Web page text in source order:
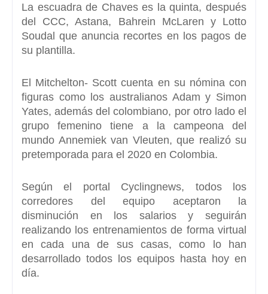
La escuadra de Chaveses la quinta, después
del CCC, Astana, Bahrein McLaren y Lotto
Soudalque anuncia recortes en los pagos de
su plantilla.
El Mitchelton- Scott cuenta en su nómina con
figuras como los australianos Adam y Simon
Yates, además del colombiano, por otro lado el
grupo femenino tiene a la campeona del
mundo Annemiek van Vleuten, que realizó su
pretemporada para el 2020 en Colombia.
Según el portal Cyclingnews, todos los
corredores del equipo aceptaron la
disminución en los salarios y seguirán
realizando los entrenamientos de forma virtual
en cada una de sus casas, como lo han
desarrollado todos los equipos hasta hoy en
día.